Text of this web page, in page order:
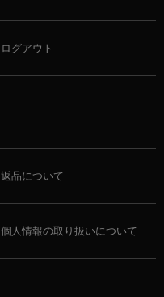
ログアウト
返品について
個人情報の取り扱いについて